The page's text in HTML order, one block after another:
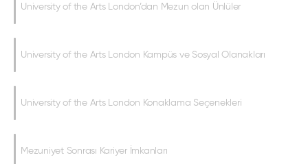
University of the Arts London’dan Mezun olan Ünlüler
University of the Arts London Kampüs ve Sosyal Olanakları
University of the Arts London Konaklama Seçenekleri
Mezuniyet Sonrası Kariyer İmkanları